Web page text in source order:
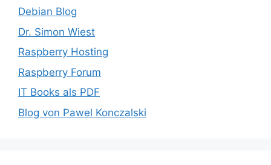
Debian Blog
Dr. Simon Wiest
Raspberry Hosting
Raspberry Forum
IT Books als PDF
Blog von Pawel Konczalski